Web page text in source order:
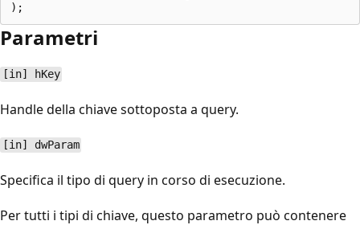
Parametri
[in] hKey
Handle della chiave sottoposta a query.
[in] dwParam
Specifica il tipo di query in corso di esecuzione.
Per tutti i tipi di chiave, questo parametro può contenere